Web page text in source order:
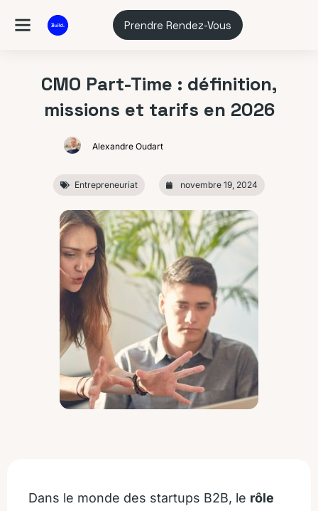
Prendre Rendez-Vous
CMO Part-Time : définition,
missions et tarifs en 2026
Alexandre Oudart
Entrepreneuriat novembre 19, 2024
Dans le monde des startups B2B, le rôle